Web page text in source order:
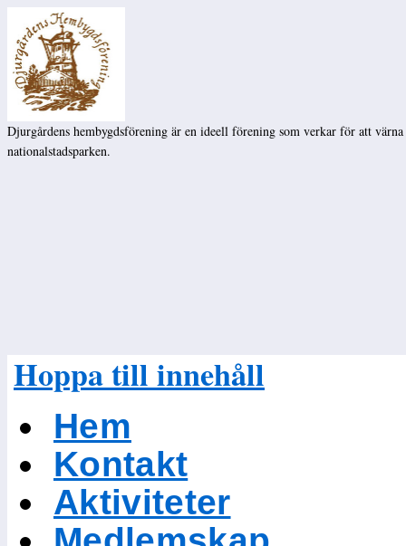
Djurgårdens hembygdsförening är en ideell förening som verkar för att
nationalstadsparken.
Hoppa till innehåll
Hem
Kontakt
Aktiviteter